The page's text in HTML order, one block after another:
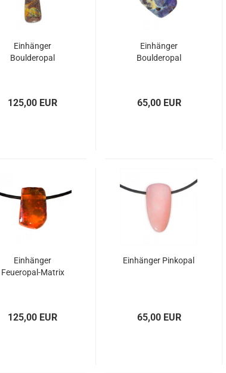
Einhänger
Boulderopal
125,00 EUR
Einhänger
Boulderopal
65,00 EUR
Einhänger
Feueropal-Matrix
125,00 EUR
Einhänger Pinkopal
65,00 EUR